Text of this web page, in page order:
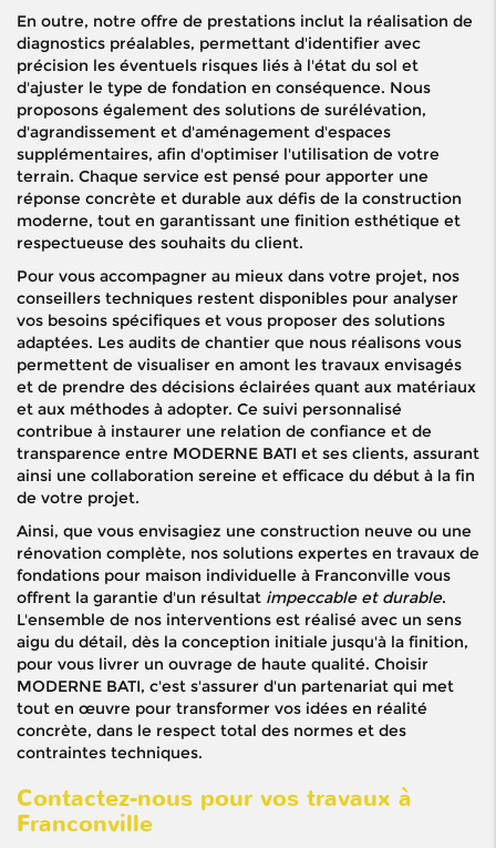
En outre, notre offre de prestations inclut la réalisation de
diagnostics préalables, permettant d'identifier avec
précision les éventuels risques liés à l'état du sol et
d'ajuster le type de fondation en conséquence. Nous
proposons également des solutions de surélévation,
d'agrandissement et d'aménagement d'espaces
supplémentaires, afin d'optimiser l'utilisation de votre
terrain. Chaque service est pensé pour apporter une
réponse concrète et durable aux défis de la construction
moderne, tout en garantissant une finition esthétique et
respectueuse des souhaits du client.
Pour vous accompagner au mieux dans votre projet, nos
conseillers techniques restent disponibles pour analyser
vos besoins spécifiques et vous proposer des solutions
adaptées. Les audits de chantier que nous réalisons vous
permettent de visualiser en amont les travaux envisagés
et de prendre des décisions éclairées quant aux matériaux
et aux méthodes à adopter. Ce suivi personnalisé
contribue à instaurer une relation de confiance et de
transparence entre MODERNE BATI et ses clients, assurant
ainsi une collaboration sereine et efficace du début à la fin
de votre projet.
Ainsi, que vous envisagiez une construction neuve ou une
rénovation complète, nos solutions expertes en travaux de
fondations pour maison individuelle à Franconville vous
offrent la garantie d'un résultat impeccable et durable.
L'ensemble de nos interventions est réalisé avec un sens
aigu du détail, dès la conception initiale jusqu'à la finition,
pour vous livrer un ouvrage de haute qualité. Choisir
MODERNE BATI, c'est s'assurer d'un partenariat qui met
tout en œuvre pour transformer vos idées en réalité
concrète, dans le respect total des normes et des
contraintes techniques.
Contactez-nous pour vos travaux à
Franconville